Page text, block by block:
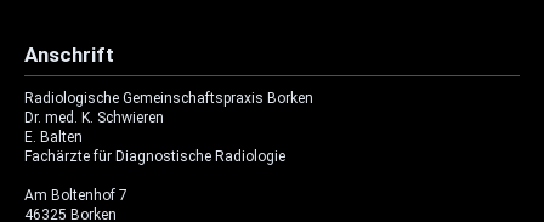
Anschrift
Radiologische Gemeinschaftspraxis Borken
Dr. med. K. Schwieren
E. Balten
Fachärzte für Diagnostische Radiologie
Am Boltenhof 7
46325 Borken